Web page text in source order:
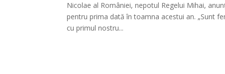
Nicolae al României, nepotul Regelui Mihai,
pentru prima dată în toamna acestui an. „Sunt
cu primul nostru...